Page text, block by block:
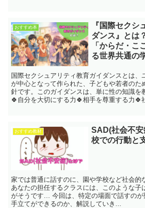
おすすめ本
『国際セクシ
ダンス』とは
「からだ・こ
る世界共通の
国際セクシュアリティ教育ガイダンスとは、
が中心となって作られた、子どもや若者のた
針です。このガイダンスは、単に性の知識を
🍀自分を大切にする力🍀相手を尊重する力🍀
おすすめ教材
SAD(社会不
校での行動と
家では普通に話すのに、園や学校など社会的
あなたの担任するクラスには、このような子
がそうです… 今回は、特定の場面で話すのが
手立てができるのか、解説していき...